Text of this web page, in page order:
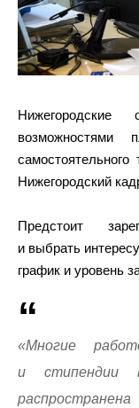
Нижегородские
возможностями
Нижегородский
Предстоит
и выбрать
график и уровень
«Многие
и стипендии